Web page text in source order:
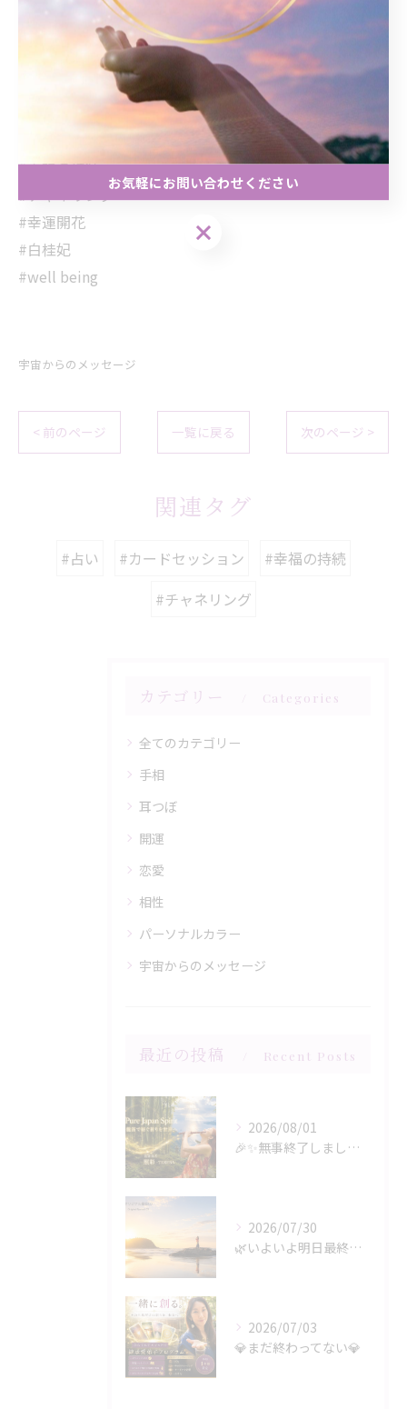
#宮崎
#宇宙からのメッセージ
#カードセッション
#幸福の持続
#チャネリング
#幸運開花
#白桂妃
#well being
宇宙からのメッセージ
< 前のページ 一覧に戻る 次のページ >
関連タグ
#占い #カードセッション
#幸福の持続
#チャネリング
カテゴリー Categories
全てのカテゴリー
手相
耳つぼ
開運
恋愛
相性
パーソナルカラー
宇宙からのメッセージ
最近の投稿 Recent Posts
2026/08/01
🎉✨無事終了しましたー‼️✨🎉
2026/07/30
🌿いよいよ明日最終日‼️🌿
2026/07/03
💎まだ終わってない💎
お気軽にお問い合わせください
お気軽にお問い合わせください